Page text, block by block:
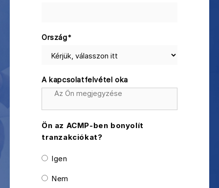
Ország*
A kapcsolatfelvétel oka
Ön az ACMP-ben bonyolít
tranzakciókat?
Igen
Nem